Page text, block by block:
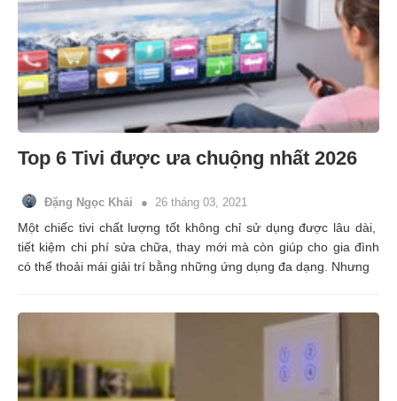
Top 6 Tivi được ưa chuộng nhất 2026
Đặng Ngọc Khải 26 tháng 03, 2021
Một chiếc tivi chất lượng tốt không chỉ sử dụng được lâu dài,
tiết kiệm chi phí sửa chữa, thay mới mà còn giúp cho gia đình
có thể thoải mái giải trí bằng những ứng dụng đa dạng. Nhưng